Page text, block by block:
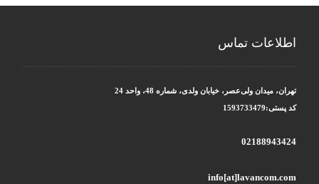
اطلاعات تماس
تهران، میدان ولی‌عصر، خیابان ولدی، شماره 48، واحد 24
کد پستی:1593733479
02188943424
info[at]lavancom.com